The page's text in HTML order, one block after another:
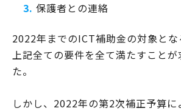
保護者との連絡
2022年までのICT補助金の対象とな
上記全ての要件を全て満たすこと
た。
しかし、2022年の第2次補正予算に